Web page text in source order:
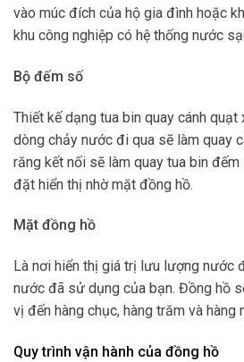
vào múc đích của hộ gia đình hoặc
khu công nghiệp có hệ thống nước
Bộ đếm số
Thiết kế dạng tua bin quay cánh quạt
dòng chảy nước đi qua sẽ làm quay
răng kết nối sẽ làm quay tua bin
đặt hiển thị nhờ mặt đồng hồ.
Mặt đồng hồ
Là nơi hiển thị giá trị lưu lượng nước
nước đã sử dụng của bạn. Đồng hồ
vị đến hàng chục, hàng trăm và hàng
Quy trình vận hành của đồng hồ